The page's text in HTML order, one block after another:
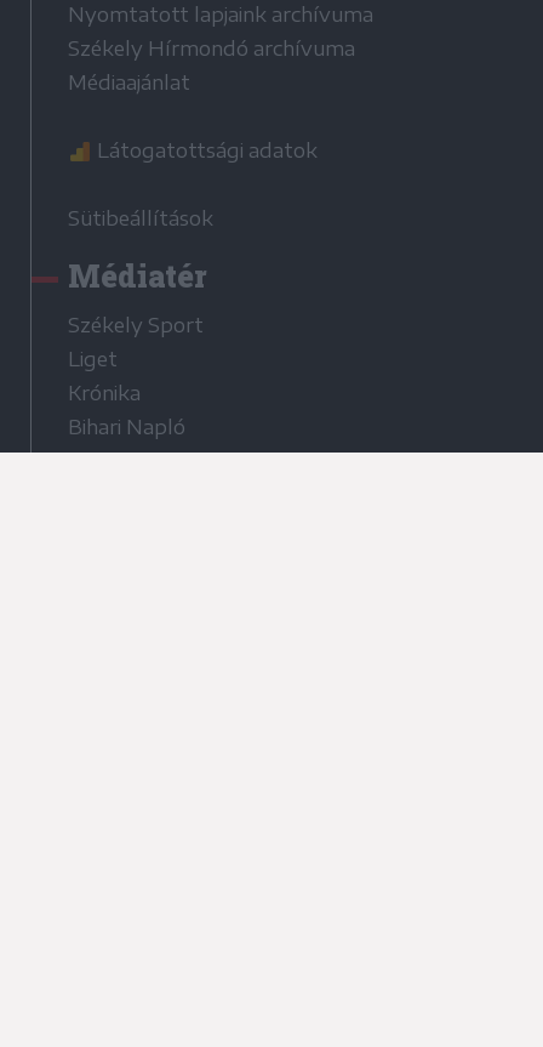
Nyomtatott lapjaink archívuma
Székely Hírmondó archívuma
Médiaajánlat
Látogatottsági adatok
Sütibeállítások
Médiatér
Székely Sport
Liget
Krónika
Bihari Napló
Erdélyi Napló